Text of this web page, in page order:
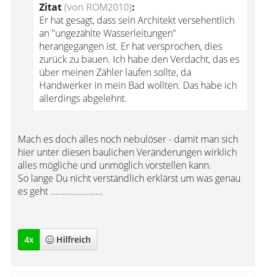
Zitat(von ROM2010):
Er hat gesagt, dass sein Architekt versehentlich
an "ungezählte Wasserleitungen"
herangegangen ist. Er hat versprochen, dies
zurück zu bauen. Ich habe den Verdacht, das es
über meinen Zähler laufen sollte, da
Handwerker in mein Bad wollten. Das habe ich
allerdings abgelehnt.
Mach es doch alles noch nebulöser - damit man sich
hier unter diesen baulichen Veränderungen wirklich
alles mögliche und unmöglich vorstellen kann.
So lange Du nicht verständlich erklärst um was genau
es geht ......................
4x Hilfreich